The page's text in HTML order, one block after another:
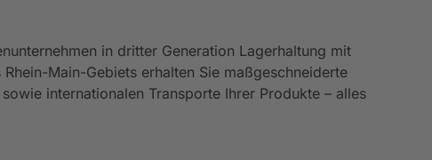
in dritter Generation Lagerhaltung mit
Main-Gebiets erhalten Sie maßgeschneiderte
internationalen Transporte Ihrer Produkte – alles